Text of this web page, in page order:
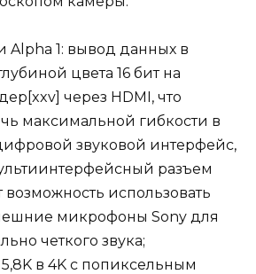
1: вывод данных в
цвета 16 бит на
через HDMI, что
максимальной гибкости в
звуковой интерфейс,
разъем
возможность использовать
микрофоны Sony для
четкого звука;
в 4K с попиксельным